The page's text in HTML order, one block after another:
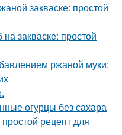
закваске: простой
закваске: простой
ржаной муки:
огурцы без сахара
рецепт для